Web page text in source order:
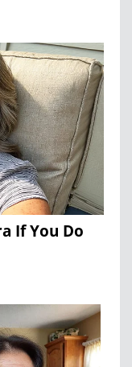
If You Do